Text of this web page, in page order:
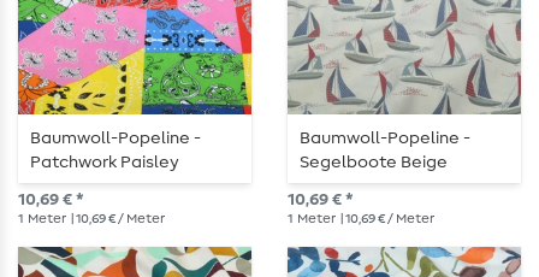
Baumwoll-Popeline -
Patchwork Paisley
Multicolor
10,69 € *
1 Meter | 10,69 € / Meter
Baumwoll-Popeline -
Segelboote Beige
10,69 € *
1 Meter | 10,69 € / Meter